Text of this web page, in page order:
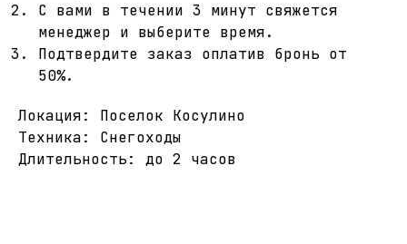
С вами в течении 3 минут свяжется
менеджер и выберите время.
Подтвердите заказ оплатив бронь от
50%.
Локация: Поселок Косулино
Техника: Снегоходы
Длительность: до 2 часов